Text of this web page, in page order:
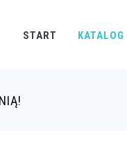
START KATALOG